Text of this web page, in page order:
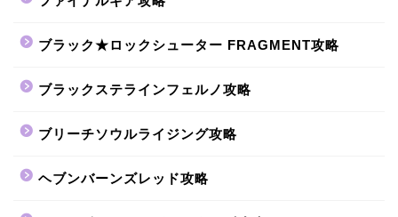
ブラック★ロックシューター FRAGMENT攻略
ブラックステラインフェルノ攻略
ブリーチソウルライジング攻略
ヘブンバーンズレッド攻略